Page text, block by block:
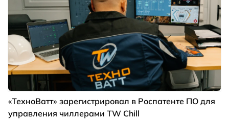
«ТехноВатт» зарегистрировал в Роспатенте ПО для
управления чиллерами TW Chill